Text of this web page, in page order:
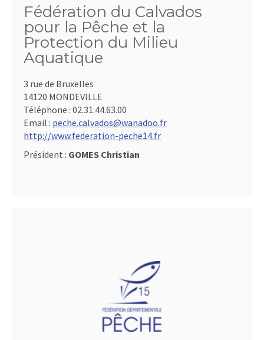
Fédération du Calvados
pour la Pêche et la
Protection du Milieu
Aquatique
3 rue de Bruxelles
14120 MONDEVILLE
Téléphone : 02.31.44.63.00
Email : peche.calvados@wanadoo.fr
http://www.federation-peche14.fr
Président : GOMES Christian